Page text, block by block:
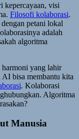
kepercayaan, visi
Filosofi kolaborasi.
petani lokal
adalah
algoritma
harmoni yang lahir
AI bisa membantu kita
. Kolaborasi
Algoritma
Manusia